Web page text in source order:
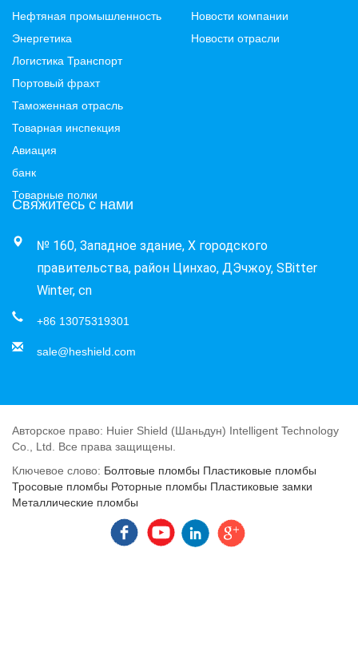
Нефтяная промышленность
Энергетика
Логистика Транспорт
Портовый фрахт
Таможенная отрасль
Товарная инспекция
Авиация
банк
Товарные полки
Новости компании
Новости отрасли
Свяжитесь с нами
№ 160, Западное здание, X городского
правительства, район Цинхао, ДЭчжоу, SBitter
Winter, cn
+86 13075319301
sale@heshield.com
Авторское право: Huier Shield (Шаньдун) Intelligent Technology
Co., Ltd. Все права защищены.
Ключевое слово: Болтовые пломбы Пластиковые пломбы
Тросовые пломбы Роторные пломбы Пластиковые замки
Металлические пломбы